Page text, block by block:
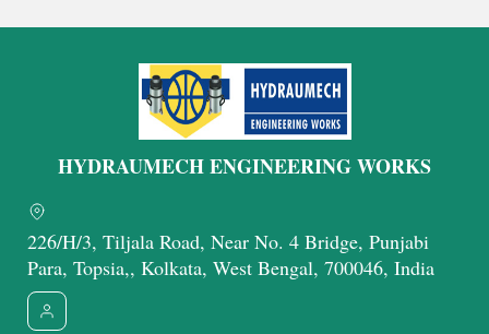
HYDRAUMECH ENGINEERING WORKS
226/H/3, Tiljala Road, Near No. 4 Bridge, Punjabi
Para, Topsia,, Kolkata, West Bengal, 700046, India